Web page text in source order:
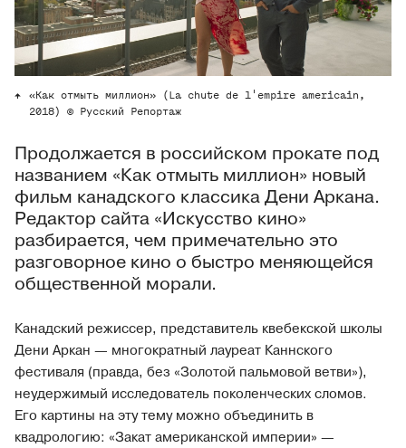
«Как отмыть миллион» (La chute de l'empire americain,
2018) © Русский Репортаж
Продолжается в российском прокате под
названием «Как отмыть миллион» новый
фильм канадского классика Дени Аркана.
Редактор сайта «Искусство кино»
разбирается, чем примечательно это
разговорное кино о быстро меняющейся
общественной морали.
Канадский режиссер, представитель квебекской школы
Дени Аркан — многократный лауреат Каннского
фестиваля (правда, без «Золотой пальмовой ветви»),
неудержимый исследователь поколенческих сломов.
Его картины на эту тему можно объединить в
квадрологию: «Закат американской империи» —